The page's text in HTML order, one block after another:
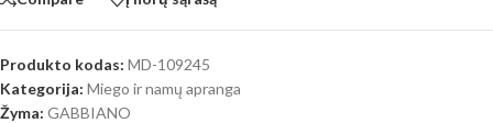
Produkto kodas: MD-109245
Kategorija: Miego ir namų apranga
Žyma: GABBIANO